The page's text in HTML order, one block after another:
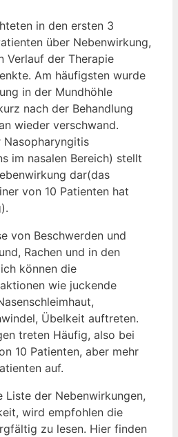
in den ersten 3
über Nebenwirkung,
Verlauf der Therapie
Am häufigsten wurde
in der Mundhöhle
nach der Behandlung
wieder verschwand.
Nasopharyngitis
im nasalen Bereich) stellt
dar(das
von 10 Patienten hat
von Beschwerden und
Rachen und in den
können die
wie juckende
Übelkeit auftreten.
treten Häufig, also bei
10 Patienten, aber mehr
auf.
Liste der Nebenwirkungen,
wird empfohlen die
zu lesen. Hier finden